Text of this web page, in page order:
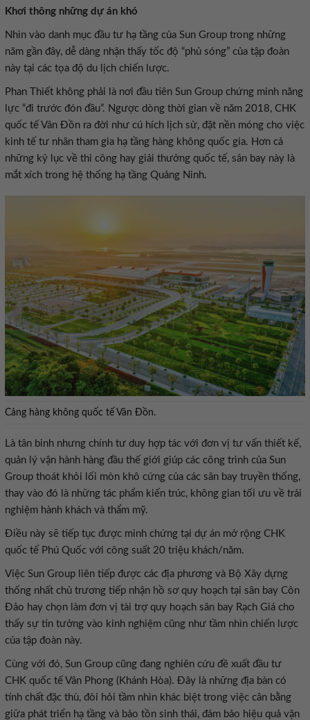
Khơi thông những dự án khó
Nhìn vào danh mục đầu tư hạ tầng của Sun Group trong những
năm gần đây, dễ dàng nhận thấy tốc độ “phủ sóng” của tập đoàn
này tại các tọa độ du lịch chiến lược.
Phan Thiết không phải là nơi đầu tiên Sun Group chứng minh năng
lực “đi trước đón đầu”. Ngược dòng thời gian về năm 2018, CHK
quốc tế Vân Đồn ra đời như cú hích lịch sử, đặt nền móng cho việc
kinh tế tư nhân tham gia hạ tầng hàng không quốc gia. Hơn cả
những kỷ lục về thi công hay giải thưởng quốc tế, sân bay này là
mắt xích trong hệ thống hạ tầng Quảng Ninh.
Cảng hàng không quốc tế Vân Đồn.
Là tân binh nhưng chính tư duy hợp tác với đơn vị tư vấn thiết kế,
quản lý vận hành hàng đầu thế giới giúp các công trình của Sun
Group thoát khỏi lối mòn khô cứng của các sân bay truyền thống,
thay vào đó là những tác phẩm kiến trúc, không gian tối ưu về trải
nghiệm hành khách và thẩm mỹ.
Điều này sẽ tiếp tục được minh chứng tại dự án mở rộng CHK
quốc tế Phú Quốc với công suất 20 triệu khách/năm.
Việc Sun Group liên tiếp được các địa phương và Bộ Xây dựng
thống nhất chủ trương tiếp nhận hồ sơ quy hoạch tại sân bay Côn
Đảo hay chọn làm đơn vị tài trợ quy hoạch sân bay Rạch Giá cho
thấy sự tin tưởng vào kinh nghiệm cũng như tầm nhìn chiến lược
của tập đoàn này.
Cùng với đó, Sun Group cũng đang nghiên cứu đề xuất đầu tư
CHK quốc tế Vân Phong (Khánh Hòa). Đây là những địa bàn có
tính chất đặc thù, đòi hỏi tầm nhìn khác biệt trong việc cân bằng
giữa phát triển hạ tầng và bảo tồn sinh thái, đảm bảo hiệu quả vận